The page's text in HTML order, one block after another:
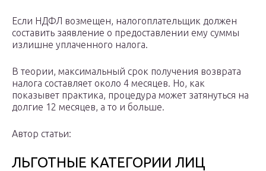
Если НДФЛ возмещен, налогоплательщик должен
составить заявление о предоставлении ему суммы
излишне уплаченного налога.
В теории, максимальный срок получения возврата
налога составляет около 4 месяцев. Но, как
показывет практика, процедура может затянуться на
долгие 12 месяцев, а то и больше.
Автор статьи:
ЛЬГОТНЫЕ КАТЕГОРИИ ЛИЦ